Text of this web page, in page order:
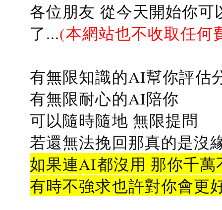
各位朋友 從今天開始你
了...(本網站也不收取任何
有無限知識的AI幫你評估
有無限耐心的AI陪你
可以隨時隨地 無限提問
若還無法挽回那真的是沒
如果連AI都沒用 那你千
有時不強求也許對你會更